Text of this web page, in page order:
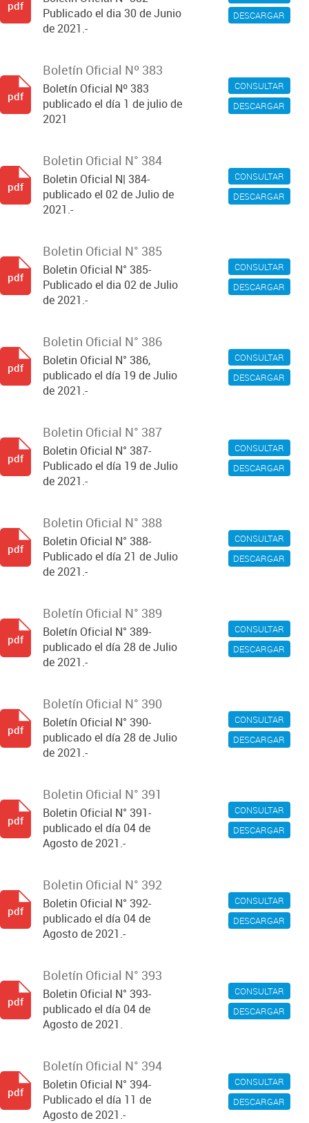
DESCARGAR
Publicado el dia 30 de Junio
de 2021.-
pdf
CONSULTAR
DESCARGAR
Boletín Oficial Nº 383
Boletín Oficial Nº 383
publicado el día 1 de julio de
2021
pdf
CONSULTAR
DESCARGAR
Boletin Oficial N° 384
Boletin Oficial N| 384-
publicado el 02 de Julio de
2021.-
pdf
CONSULTAR
DESCARGAR
Boletin Oficial N° 385
Boletin Oficial N° 385-
Publicado el dia 02 de Julio
de 2021.-
pdf
CONSULTAR
DESCARGAR
Boletin Oficial N° 386
Boletin Oficial N° 386,
publicado el día 19 de Julio
de 2021.-
pdf
CONSULTAR
DESCARGAR
Boletin Oficial N° 387
Boletin Oficial N° 387-
Publicado el día 19 de Julio
de 2021.-
pdf
CONSULTAR
DESCARGAR
Boletin Oficial N° 388
Boletin Oficial N° 388-
Publicado el día 21 de Julio
de 2021.-
pdf
CONSULTAR
DESCARGAR
Boletín Oficial N° 389
Boletín Oficial N° 389-
publicado el día 28 de Julio
de 2021.-
pdf
CONSULTAR
DESCARGAR
Boletín Oficial N° 390
Boletín Oficial N° 390-
publicado el día 28 de Julio
de 2021.-
pdf
CONSULTAR
DESCARGAR
Boletin Oficial N° 391
Boletin Oficial N° 391-
publicado el día 04 de
Agosto de 2021.-
pdf
CONSULTAR
DESCARGAR
Boletin Oficial N° 392
Boletin Oficial N° 392-
publicado el día 04 de
Agosto de 2021.-
pdf
CONSULTAR
DESCARGAR
Boletín Oficial N° 393
Boletin Oficial N° 393-
publicado el día 04 de
Agosto de 2021.
pdf
CONSULTAR
DESCARGAR
Boletín Oficial N° 394
Boletin Oficial N° 394-
Publicado el día 11 de
Agosto de 2021.-
pdf